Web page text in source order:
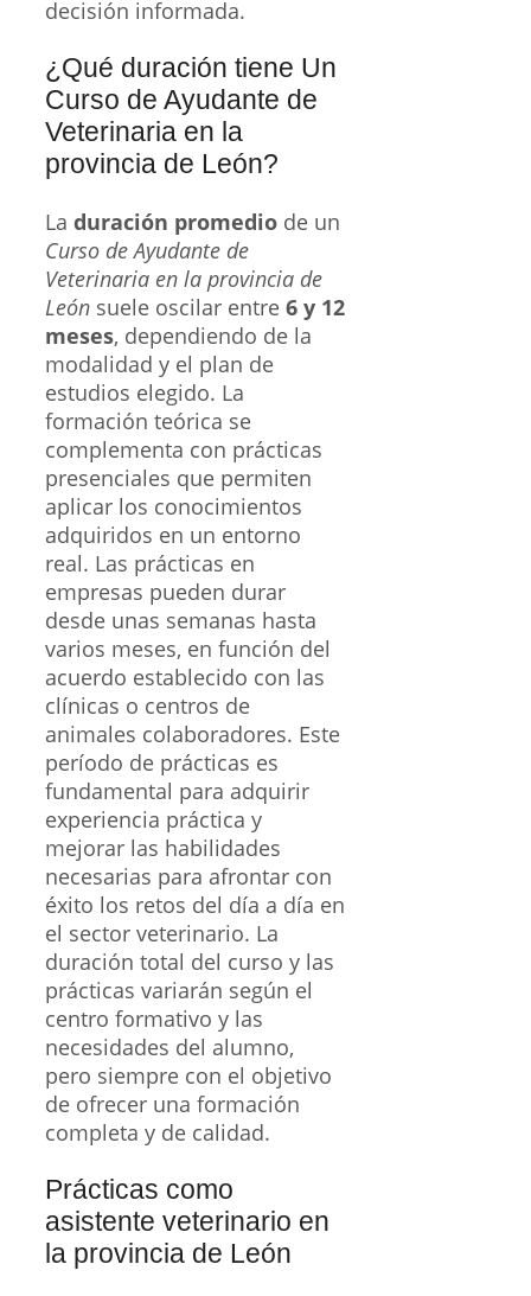
decisión informada.
¿Qué duración tiene Un
Curso de Ayudante de
Veterinaria en la
provincia de León?
La duración promedio de un
Curso de Ayudante de
Veterinaria en la provincia de
León suele oscilar entre 6 y 12
meses, dependiendo de la
modalidad y el plan de
estudios elegido. La
formación teórica se
complementa con prácticas
presenciales que permiten
aplicar los conocimientos
adquiridos en un entorno
real. Las prácticas en
empresas pueden durar
desde unas semanas hasta
varios meses, en función del
acuerdo establecido con las
clínicas o centros de
animales colaboradores. Este
período de prácticas es
fundamental para adquirir
experiencia práctica y
mejorar las habilidades
necesarias para afrontar con
éxito los retos del día a día en
el sector veterinario. La
duración total del curso y las
prácticas variarán según el
centro formativo y las
necesidades del alumno,
pero siempre con el objetivo
de ofrecer una formación
completa y de calidad.
Prácticas como
asistente veterinario en
la provincia de León